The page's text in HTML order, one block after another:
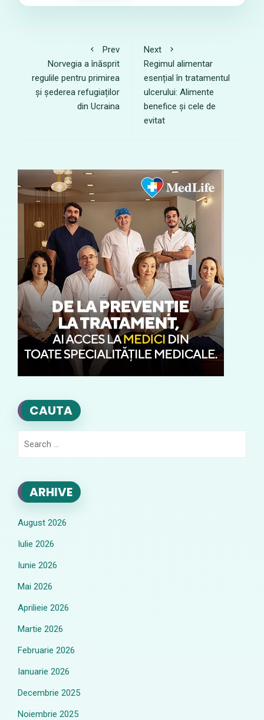
Prev
Norvegia a înăsprit
regulile pentru primirea
și șederea refugiaților
din Ucraina
Next
Regimul alimentar
esențial în tratamentul
ulcerului: Alimente
benefice și cele de
evitat
CAUTA
ARHIVE
August 2026
Iulie 2026
Iunie 2026
Mai 2026
Aprilieie 2026
Martie 2026
Februarie 2026
Ianuarie 2026
Decembrie 2025
Noiembrie 2025